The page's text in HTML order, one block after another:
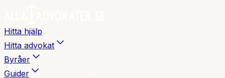
Hitta hjälp
Hitta advokat
Byråer
Guider